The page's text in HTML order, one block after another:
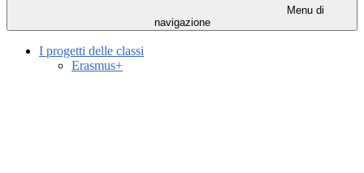
Menu di
navigazione
I progetti delle classi
Erasmus+